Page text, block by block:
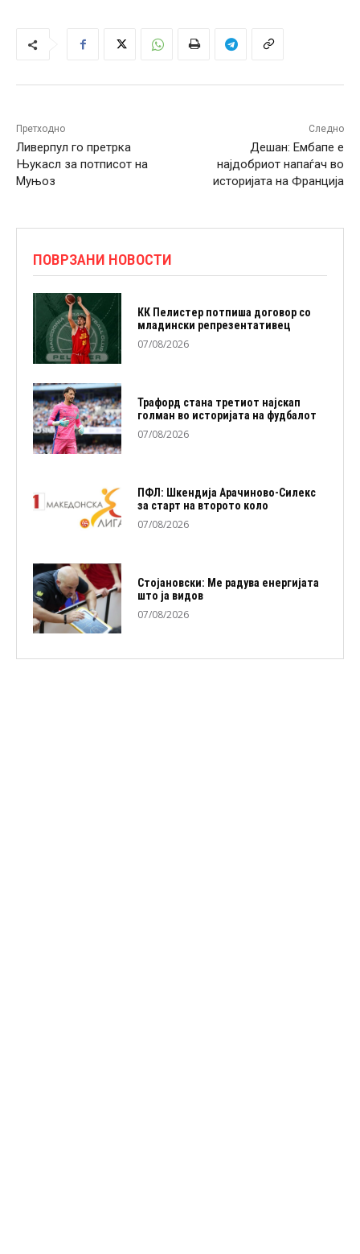
Претходно
Ливерпул го претрка
Њукасл за потписот на
Муњоз
Следно
Дешан: Ембапе е
најдобриот напаѓач во
историјата на Франција
ПОВРЗАНИ НОВОСТИ
КК Пелистер потпиша договор со
младински репрезентативец
07/08/2026
Трафорд стана третиот најскап
голман во историјата на фудбалот
07/08/2026
ПФЛ: Шкендија Арачиново-Силекс
за старт на второто коло
07/08/2026
Стојановски: Ме радува енергијата
што ја видов
07/08/2026